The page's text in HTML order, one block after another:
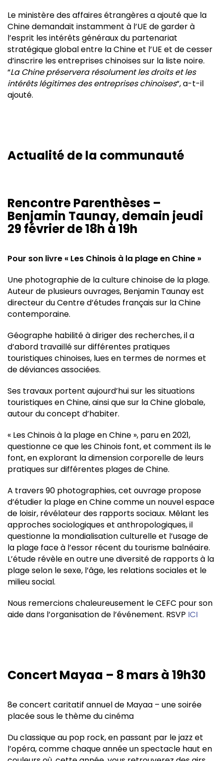
Le ministère des affaires étrangères a ajouté que la
Chine demandait instamment à l’UE de garder à
l’esprit les intérêts généraux du partenariat
stratégique global entre la Chine et l’UE et de cesser
d’inscrire les entreprises chinoises sur la liste noire.
“La Chine préservera résolument les droits et les
intérêts légitimes des entreprises chinoises“, a-t-il
ajouté.
Actualité de la communauté
Rencontre Parenthèses –
Benjamin Taunay, demain jeudi
29 février de 18h à 19h
Pour son livre « Les Chinois à la plage en Chine »
Une photographie de la culture chinoise de la plage.
Auteur de plusieurs ouvrages, Benjamin Taunay est
directeur du Centre d’études français sur la Chine
contemporaine.
Géographe habilité à diriger des recherches, il a
d’abord travaillé sur différentes pratiques
touristiques chinoises, lues en termes de normes et
de déviances associées.
Ses travaux portent aujourd’hui sur les situations
touristiques en Chine, ainsi que sur la Chine globale,
autour du concept d’habiter.
« Les Chinois à la plage en Chine », paru en 2021,
questionne ce que les Chinois font, et comment ils le
font, en explorant la dimension corporelle de leurs
pratiques sur différentes plages de Chine.
A travers 90 photographies, cet ouvrage propose
d’étudier la plage en Chine comme un nouvel espace
de loisir, révélateur des rapports sociaux. Mêlant les
approches sociologiques et anthropologiques, il
questionne la mondialisation culturelle et l’usage de
la plage face à l’essor récent du tourisme balnéaire.
L’étude révèle en outre une diversité de rapports à la
plage selon le sexe, l’âge, les relations sociales et le
milieu social.
Nous remercions chaleureusement le CEFC pour son
aide dans l’organisation de l’événement. RSVP ICI
Concert Mayaa – 8 mars à 19h30
8e concert caritatif annuel de Mayaa – une soirée
placée sous le thème du cinéma
Du classique au pop rock, en passant par le jazz et
l’opéra, comme chaque année un spectacle haut en